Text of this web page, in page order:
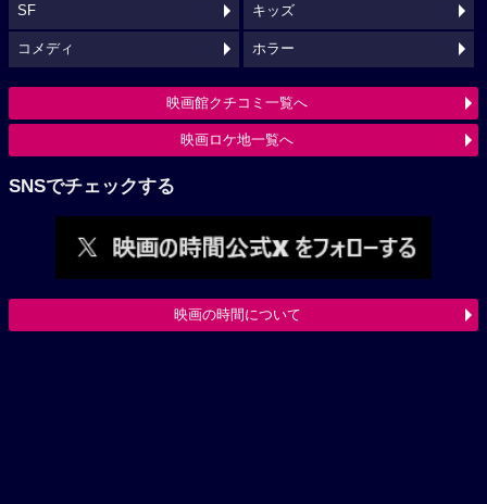
SF キッズ
コメディ ホラー
映画館クチコミ一覧へ
映画ロケ地一覧へ
SNSでチェックする
映画の時間について